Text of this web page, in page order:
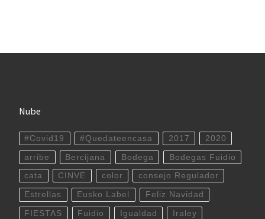
Nube
#Covid19 #Quedateencasa 2017 2020
arribe Bercijana Bodega Bodegas Fuidio
cata CINVE color consejo Regulador
Estrellas Eusko Label Feliz Navidad
FIESTAS Fuidio Igualdad Iraley